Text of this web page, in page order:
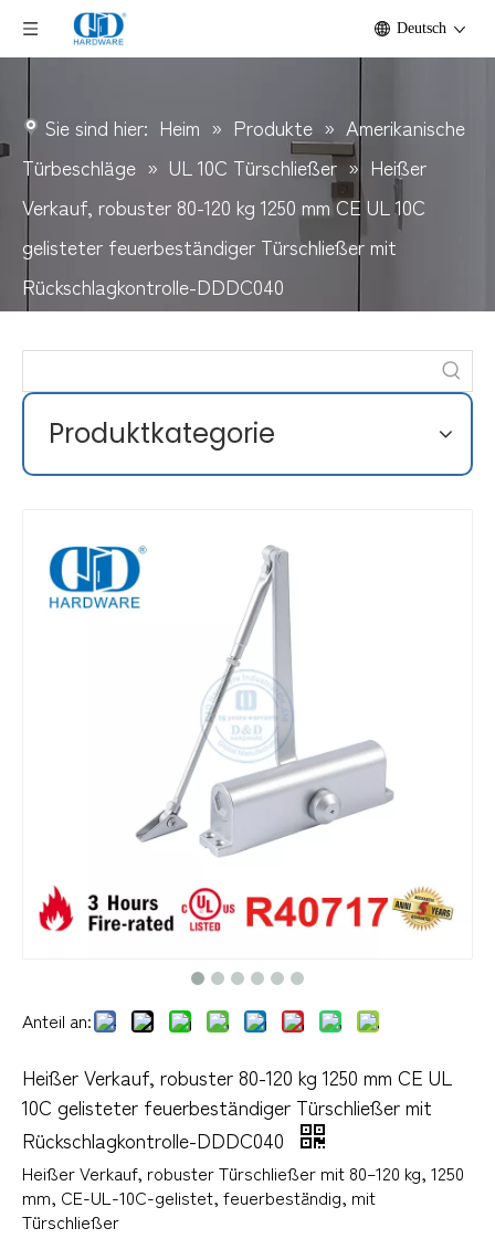
Deutsch
Sie sind hier: Heim » Produkte » Amerikanische
Türbeschläge » UL 10C Türschließer » Heißer
Verkauf, robuster 80-120 kg 1250 mm CE UL 10C
gelisteter feuerbeständiger Türschließer mit
Rückschlagkontrolle-DDDC040
Produktkategorie
Anteil an:
Heißer Verkauf, robuster 80-120 kg 1250 mm CE UL
10C gelisteter feuerbeständiger Türschließer mit
Rückschlagkontrolle-DDDC040
Heißer Verkauf, robuster Türschließer mit 80–120 kg, 1250
mm, CE-UL-10C-gelistet, feuerbeständig, mit
Türschließer